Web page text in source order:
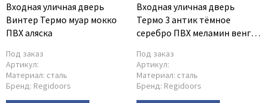
Входная уличная дверь
Винтер Термо муар мокко
ПВХ аляска
Под заказ
Артикул:
Материал: сталь
Бренд: Regidoors
Входная уличная дверь
Термо 3 антик тёмное
серебро ПВХ меламин венге
Под заказ
Артикул:
Материал: сталь
Бренд: Regidoors